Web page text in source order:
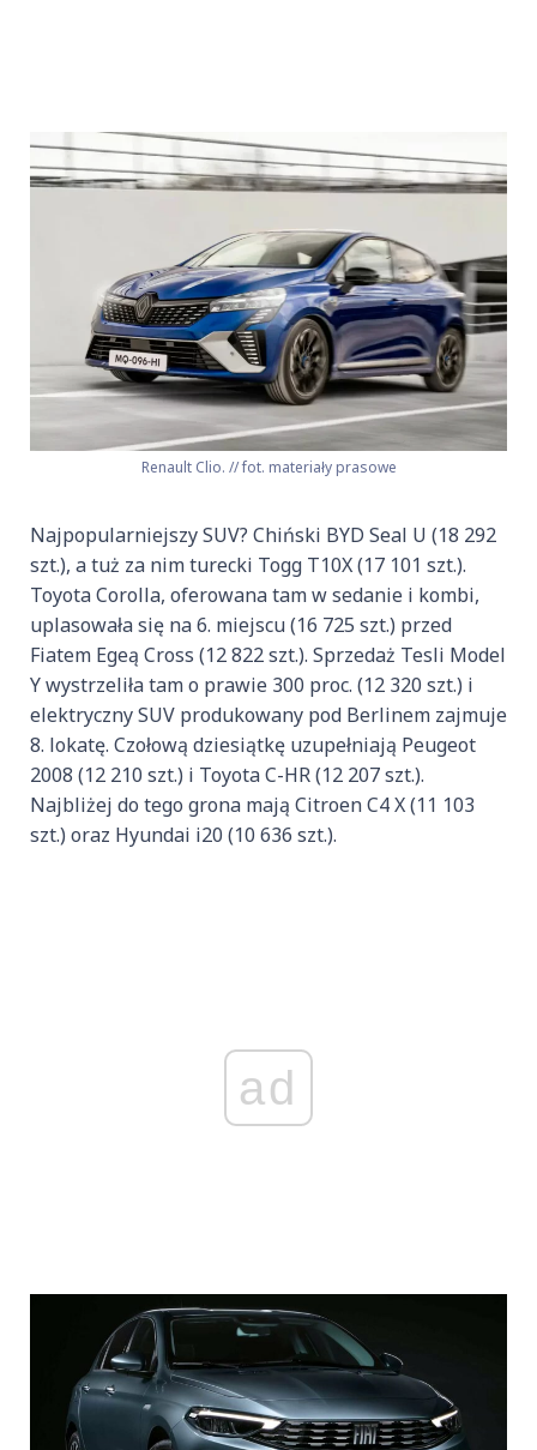
Renault Clio. // fot. materiały prasowe
Najpopularniejszy SUV? Chiński BYD Seal U (18 292
szt.), a tuż za nim turecki Togg T10X (17 101 szt.).
Toyota Corolla, oferowana tam w sedanie i kombi,
uplasowała się na 6. miejscu (16 725 szt.) przed
Fiatem Egeą Cross (12 822 szt.). Sprzedaż Tesli Model
Y wystrzeliła tam o prawie 300 proc. (12 320 szt.) i
elektryczny SUV produkowany pod Berlinem zajmuje
8. lokatę. Czołową dziesiątkę uzupełniają Peugeot
2008 (12 210 szt.) i Toyota C-HR (12 207 szt.).
Najbliżej do tego grona mają Citroen C4 X (11 103
szt.) oraz Hyundai i20 (10 636 szt.).
ad